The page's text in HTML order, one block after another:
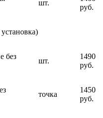
шт.
руб.
без
шт.
1490
руб.
точка
1450
руб.